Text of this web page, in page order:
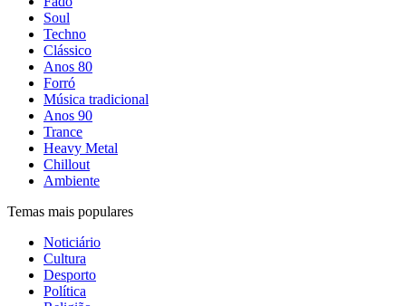
Soul
Techno
Clássico
Anos 80
Forró
Música tradicional
Anos 90
Trance
Heavy Metal
Chillout
Ambiente
Temas mais populares
Noticiário
Cultura
Desporto
Política